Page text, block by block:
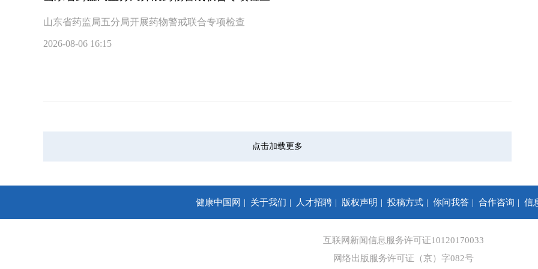
山东省药监局五分局开展药物警戒联合专项检查
2026-08-06 16:15
点击加载更多
健康中国网 关于我们 人才招聘 版权声明 投稿方式 你问我答 合作咨询 信
互联网新闻信息服务许可证10120170033
网络出版服务许可证（京）字082号